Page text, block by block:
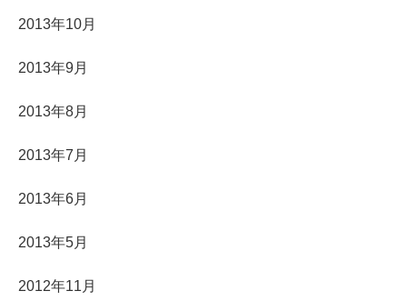
2013年10月
2013年9月
2013年8月
2013年7月
2013年6月
2013年5月
2012年11月